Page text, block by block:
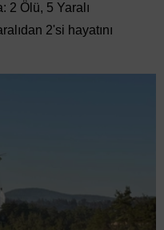
2 Ölü, 5 Yaralı
2'si hayatını